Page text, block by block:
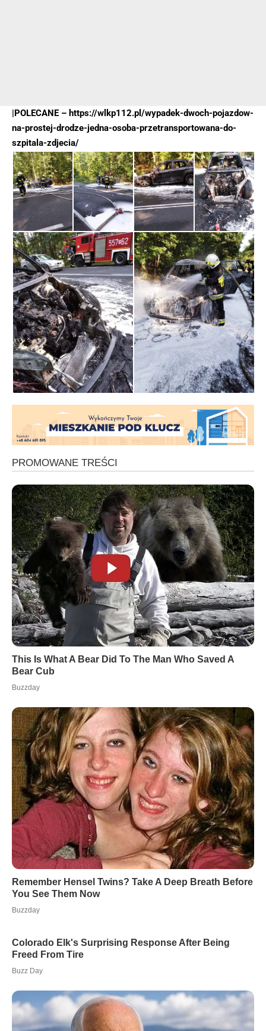
|POLECANE – https://wlkp112.pl/wypadek-dwoch-pojazdow-
na-prostej-drodze-jedna-osoba-przetransportowana-do-
szpitala-zdjecia/